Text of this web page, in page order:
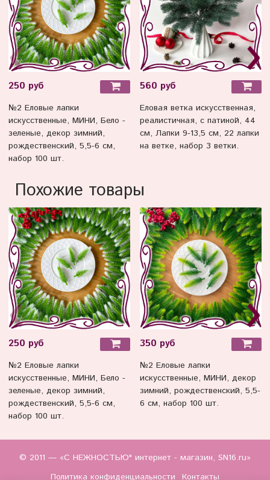
250 руб
№2 Еловые лапки
искусственные, МИНИ, Бело -
зеленые, декор зимний,
рождественский, 5,5-6 см,
набор 100 шт.
560 руб
Еловая ветка искусственная,
реалистичная, с патиной, 44
см, Лапки 9-13,5 см, 22 лапки
на ветке, набор 3 ветки.
Похожие товары
250 руб
№2 Еловые лапки
искусственные, МИНИ, Бело -
зеленые, декор зимний,
рождественский, 5,5-6 см,
набор 100 шт.
350 руб
№2 Еловые лапки
искусственные, МИНИ, декор
зимний, рождественский, 5,5-
6 см, набор 100 шт.
© 2011 — «С НЕЖНОСТЬЮ" интернет - магазин, SN16.ru»
Политика конфиденциальности
Контакты